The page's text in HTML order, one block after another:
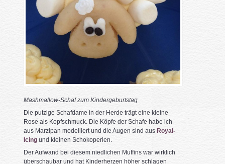
Mashmallow-Schaf zum Kindergeburtstag
Die putzige Schafdame in der Herde trägt eine kleine
Rose als Kopfschmuck. Die Köpfe der Schafe habe ich
aus Marzipan modelliert und die Augen sind ausRoyal-
Icing und kleinen Schokoperlen.
Der Aufwand bei diesem niedlichen Muffins war wirklich
überschaubar und hat Kinderherzen höher schlagen